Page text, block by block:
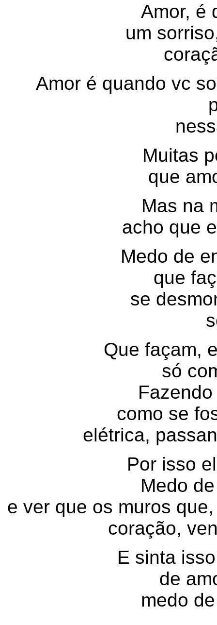
Amor, é
um
Amor é quando vc
Muitas
que
Mas na
acho que
Medo de
que
se
Que façam,
só
como se
elétrica,
Por isso
Medo
e ver que os muros
coração,
E sinta
de
medo